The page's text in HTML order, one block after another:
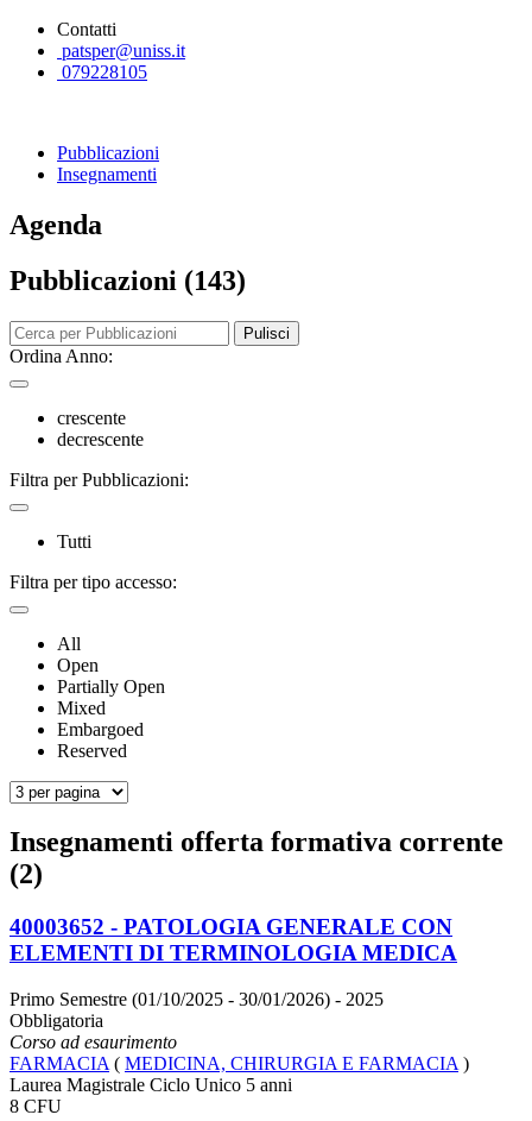
Contatti
patsper@uniss.it
079228105
Pubblicazioni
Insegnamenti
Agenda
Pubblicazioni (143)
Pulisci
Ordina Anno:
crescente
decrescente
Filtra per Pubblicazioni:
Tutti
Filtra per tipo accesso:
All
Open
Partially Open
Mixed
Embargoed
Reserved
Insegnamenti offerta formativa corrente
(2)
40003652 - PATOLOGIA GENERALE CON
ELEMENTI DI TERMINOLOGIA MEDICA
Primo Semestre (01/10/2025 - 30/01/2026) - 2025
Obbligatoria
Corso ad esaurimento
FARMACIA ( MEDICINA, CHIRURGIA E FARMACIA )
Laurea Magistrale Ciclo Unico 5 anni
8 CFU